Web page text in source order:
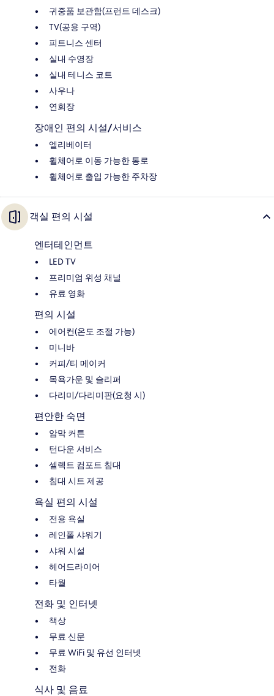
귀중품 보관함(프런트 데스크)
TV(공용 구역)
피트니스 센터
실내 수영장
실내 테니스 코트
사우나
연회장
장애인 편의 시설/서비스
엘리베이터
휠체어로 이동 가능한 통로
휠체어로 출입 가능한 주차장
객실 편의 시설
엔터테인먼트
LED TV
프리미엄 위성 채널
유료 영화
편의 시설
에어컨(온도 조절 가능)
미니바
커피/티 메이커
목욕가운 및 슬리퍼
다리미/다리미판(요청 시)
편안한 숙면
암막 커튼
턴다운 서비스
셀렉트 컴포트 침대
침대 시트 제공
욕실 편의 시설
전용 욕실
레인폴 샤워기
샤워 시설
헤어드라이어
타월
전화 및 인터넷
책상
무료 신문
무료 WiFi 및 유선 인터넷
전화
식사 및 음료